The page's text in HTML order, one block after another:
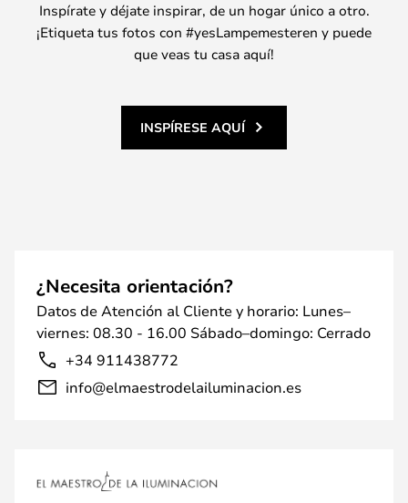
Inspírate y déjate inspirar, de un hogar único a otro.
¡Etiqueta tus fotos con #yesLampemesteren y puede
que veas tu casa aquí!
INSPÍRESE AQUÍ
¿Necesita orientación?
Datos de Atención al Cliente y horario: Lunes–
viernes: 08.30 - 16.00 Sábado–domingo: Cerrado
+34 911438772
info@elmaestrodelailuminacion.es